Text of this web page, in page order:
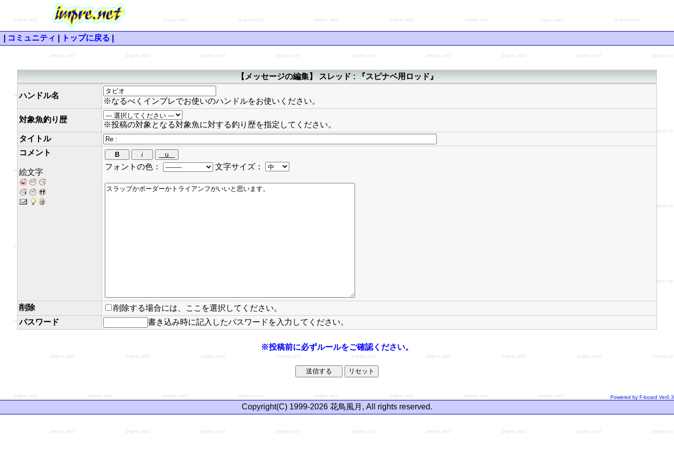
コミュニティ トップに戻る
【メッセージの編集】 スレッド : 『スピナベ用ロッド』
ハンドル名
※なるべくインプレでお使いのハンドルをお使いください。
対象魚釣り歴
※投稿の対象となる対象魚に対する釣り歴を指定してください。
タイトル
コメント
絵文字
フォントの色： 文字サイズ：
削除
削除する場合には、ここを選択してください。
パスワード
書き込み時に記入したパスワードを入力してください。
※投稿前に必ずルールをご確認ください。
Powered by F-board Ver0.3
Copyright(C) 1999-2026 花鳥風月, All rights reserved.